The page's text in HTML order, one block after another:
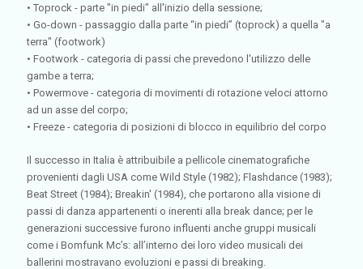
• Toprock - parte "in piedi" all'inizio della sessione;
• Go-down - passaggio dalla parte “in piedi” (toprock) a quella "a
terra" (footwork)
• Footwork - categoria di passi che prevedono l'utilizzo delle
gambe a terra;
• Powermove - categoria di movimenti di rotazione veloci attorno
ad un asse del corpo;
• Freeze - categoria di posizioni di blocco in equilibrio del corpo
Il successo in Italia è attribuibile a pellicole cinematografiche
provenienti dagli USA come Wild Style (1982); Flashdance (1983);
Beat Street (1984); Breakin' (1984), che portarono alla visione di
passi di danza appartenenti o inerenti alla break dance; per le
generazioni successive furono influenti anche gruppi musicali
come i Bomfunk Mc’s: all’interno dei loro video musicali dei
ballerini mostravano evoluzioni e passi di breaking.